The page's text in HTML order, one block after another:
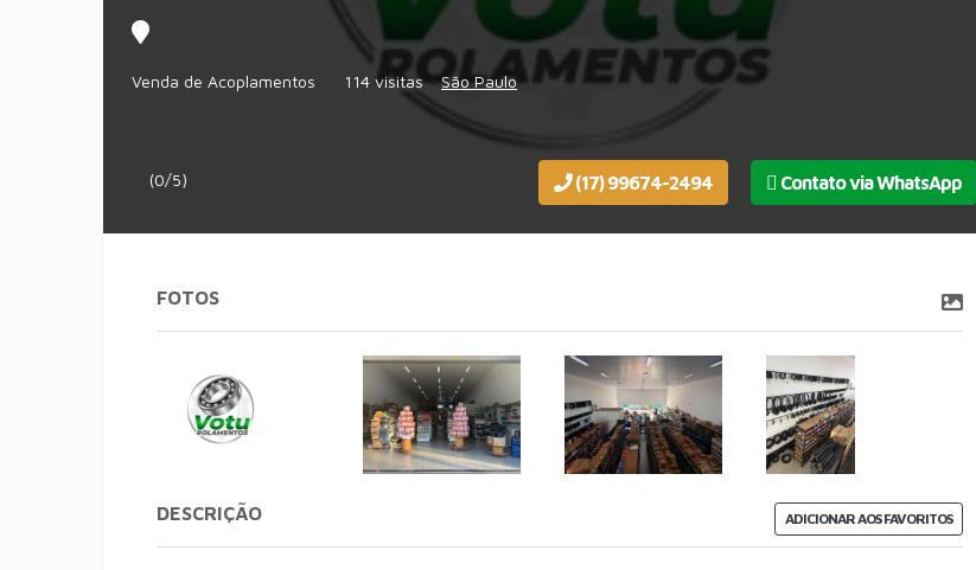
Venda de Acoplamentos 114 visitas São Paulo
(0/5) (17) 99674-2494 Contato via WhatsApp
FOTOS
ADICIONAR AOS FAVORITOS
DESCRIÇÃO